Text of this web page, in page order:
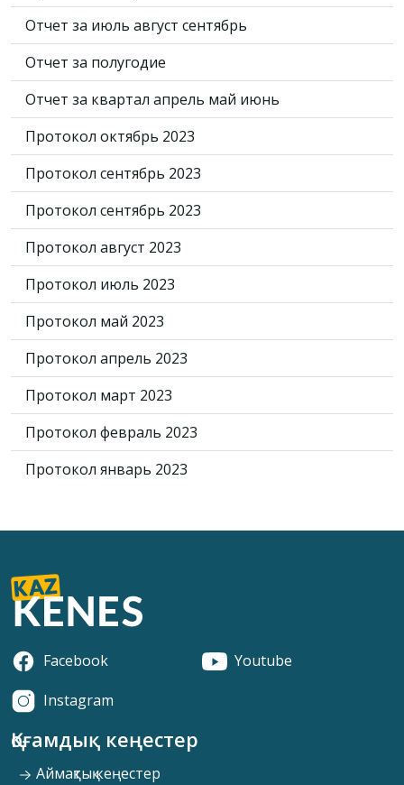
Отчет за июль август сентябрь
Отчет за полугодие
Отчет за квартал апрель май июнь
Протокол октябрь 2023
Протокол сентябрь 2023
Протокол сентябрь 2023
Протокол август 2023
Протокол июль 2023
Протокол май 2023
Протокол апрель 2023
Протокол март 2023
Протокол февраль 2023
Протокол январь 2023
Facebook
Youtube
Instagram
Қоғамдық кеңестер
Аймақтық кеңестер